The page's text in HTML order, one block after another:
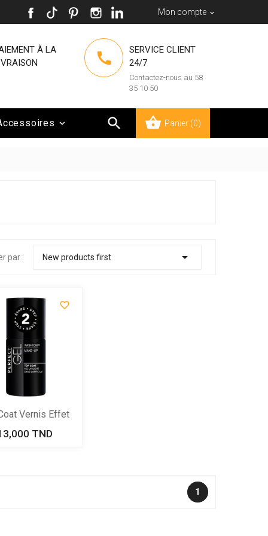
Mon compte 
À LA

SERVICE CLIENT
24/7
Contactez-nous au 58
35 10 50
  Panier (0)
par : New products first 

Vernis Effet
GelPrixTND
1